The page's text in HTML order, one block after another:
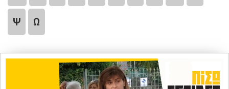
Ψ Ω